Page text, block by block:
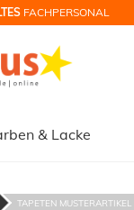
FACHPERSONAL
& Lacke
TAPETEN